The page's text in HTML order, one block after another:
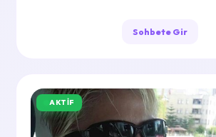
Sohbete Gir
AKTIF